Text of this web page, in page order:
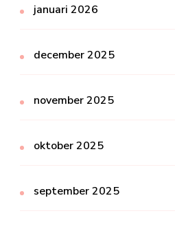
januari 2026
december 2025
november 2025
oktober 2025
september 2025